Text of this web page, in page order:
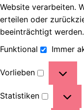
Website verarbeiten.
erteilen oder
beeinträchtigt werden.
Funktional
Immer
Vorlieben
Statistiken